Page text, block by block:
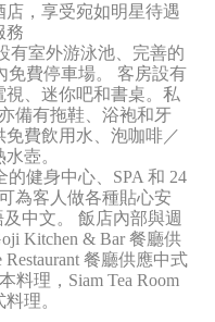
店，享受宛如明星待遇
務
有室外游泳池、完善的
免費停車場。 客房設有
、迷你吧和書桌。私
備有拖鞋、浴袍和牙
費飲用水、泡咖啡／
壺。
健身中心、SPA 和 24
為客人做各種貼心安
中文。 飯店內部與週
Kitchen & Bar 餐廳供
Restaurant 餐廳供應中式
料理，Siam Tea Room
理。